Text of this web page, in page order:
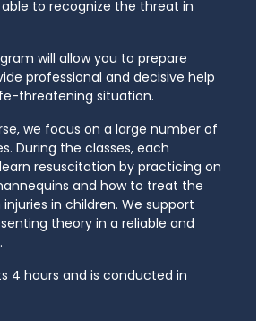
to recognize the threat in
will allow you to prepare
professional and decisive help
threatening situation.
we focus on a large number of
During the classes, each
resuscitation by practicing on
and how to treat the
in children. We support
theory in a reliable and
4 hours and is conducted in